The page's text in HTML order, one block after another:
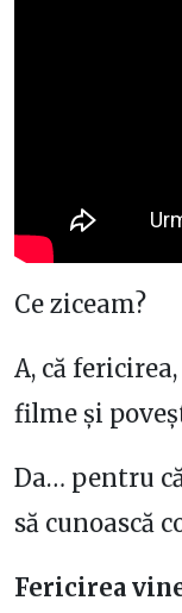
Ce ziceam?
A, că
filme și
Da… pentru
să cunoască
Fericirea